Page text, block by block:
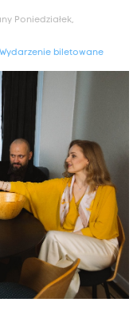
Poniedziałek,
Wydarzenie biletowane